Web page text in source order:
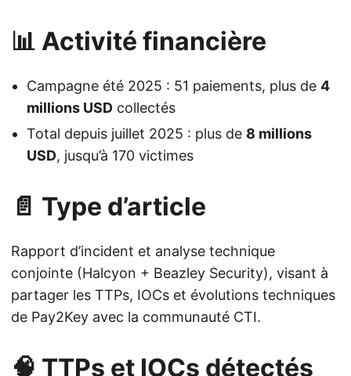
📊 Activité financière
Campagne été 2025 : 51 paiements, plus de 4
millions USD collectés
Total depuis juillet 2025 : plus de 8 millions
USD, jusqu’à 170 victimes
📄 Type d’article
Rapport d’incident et analyse technique
conjointe (Halcyon + Beazley Security), visant à
partager les TTPs, IOCs et évolutions techniques
de Pay2Key avec la communauté CTI.
🧠 TTPs et IOCs détectés